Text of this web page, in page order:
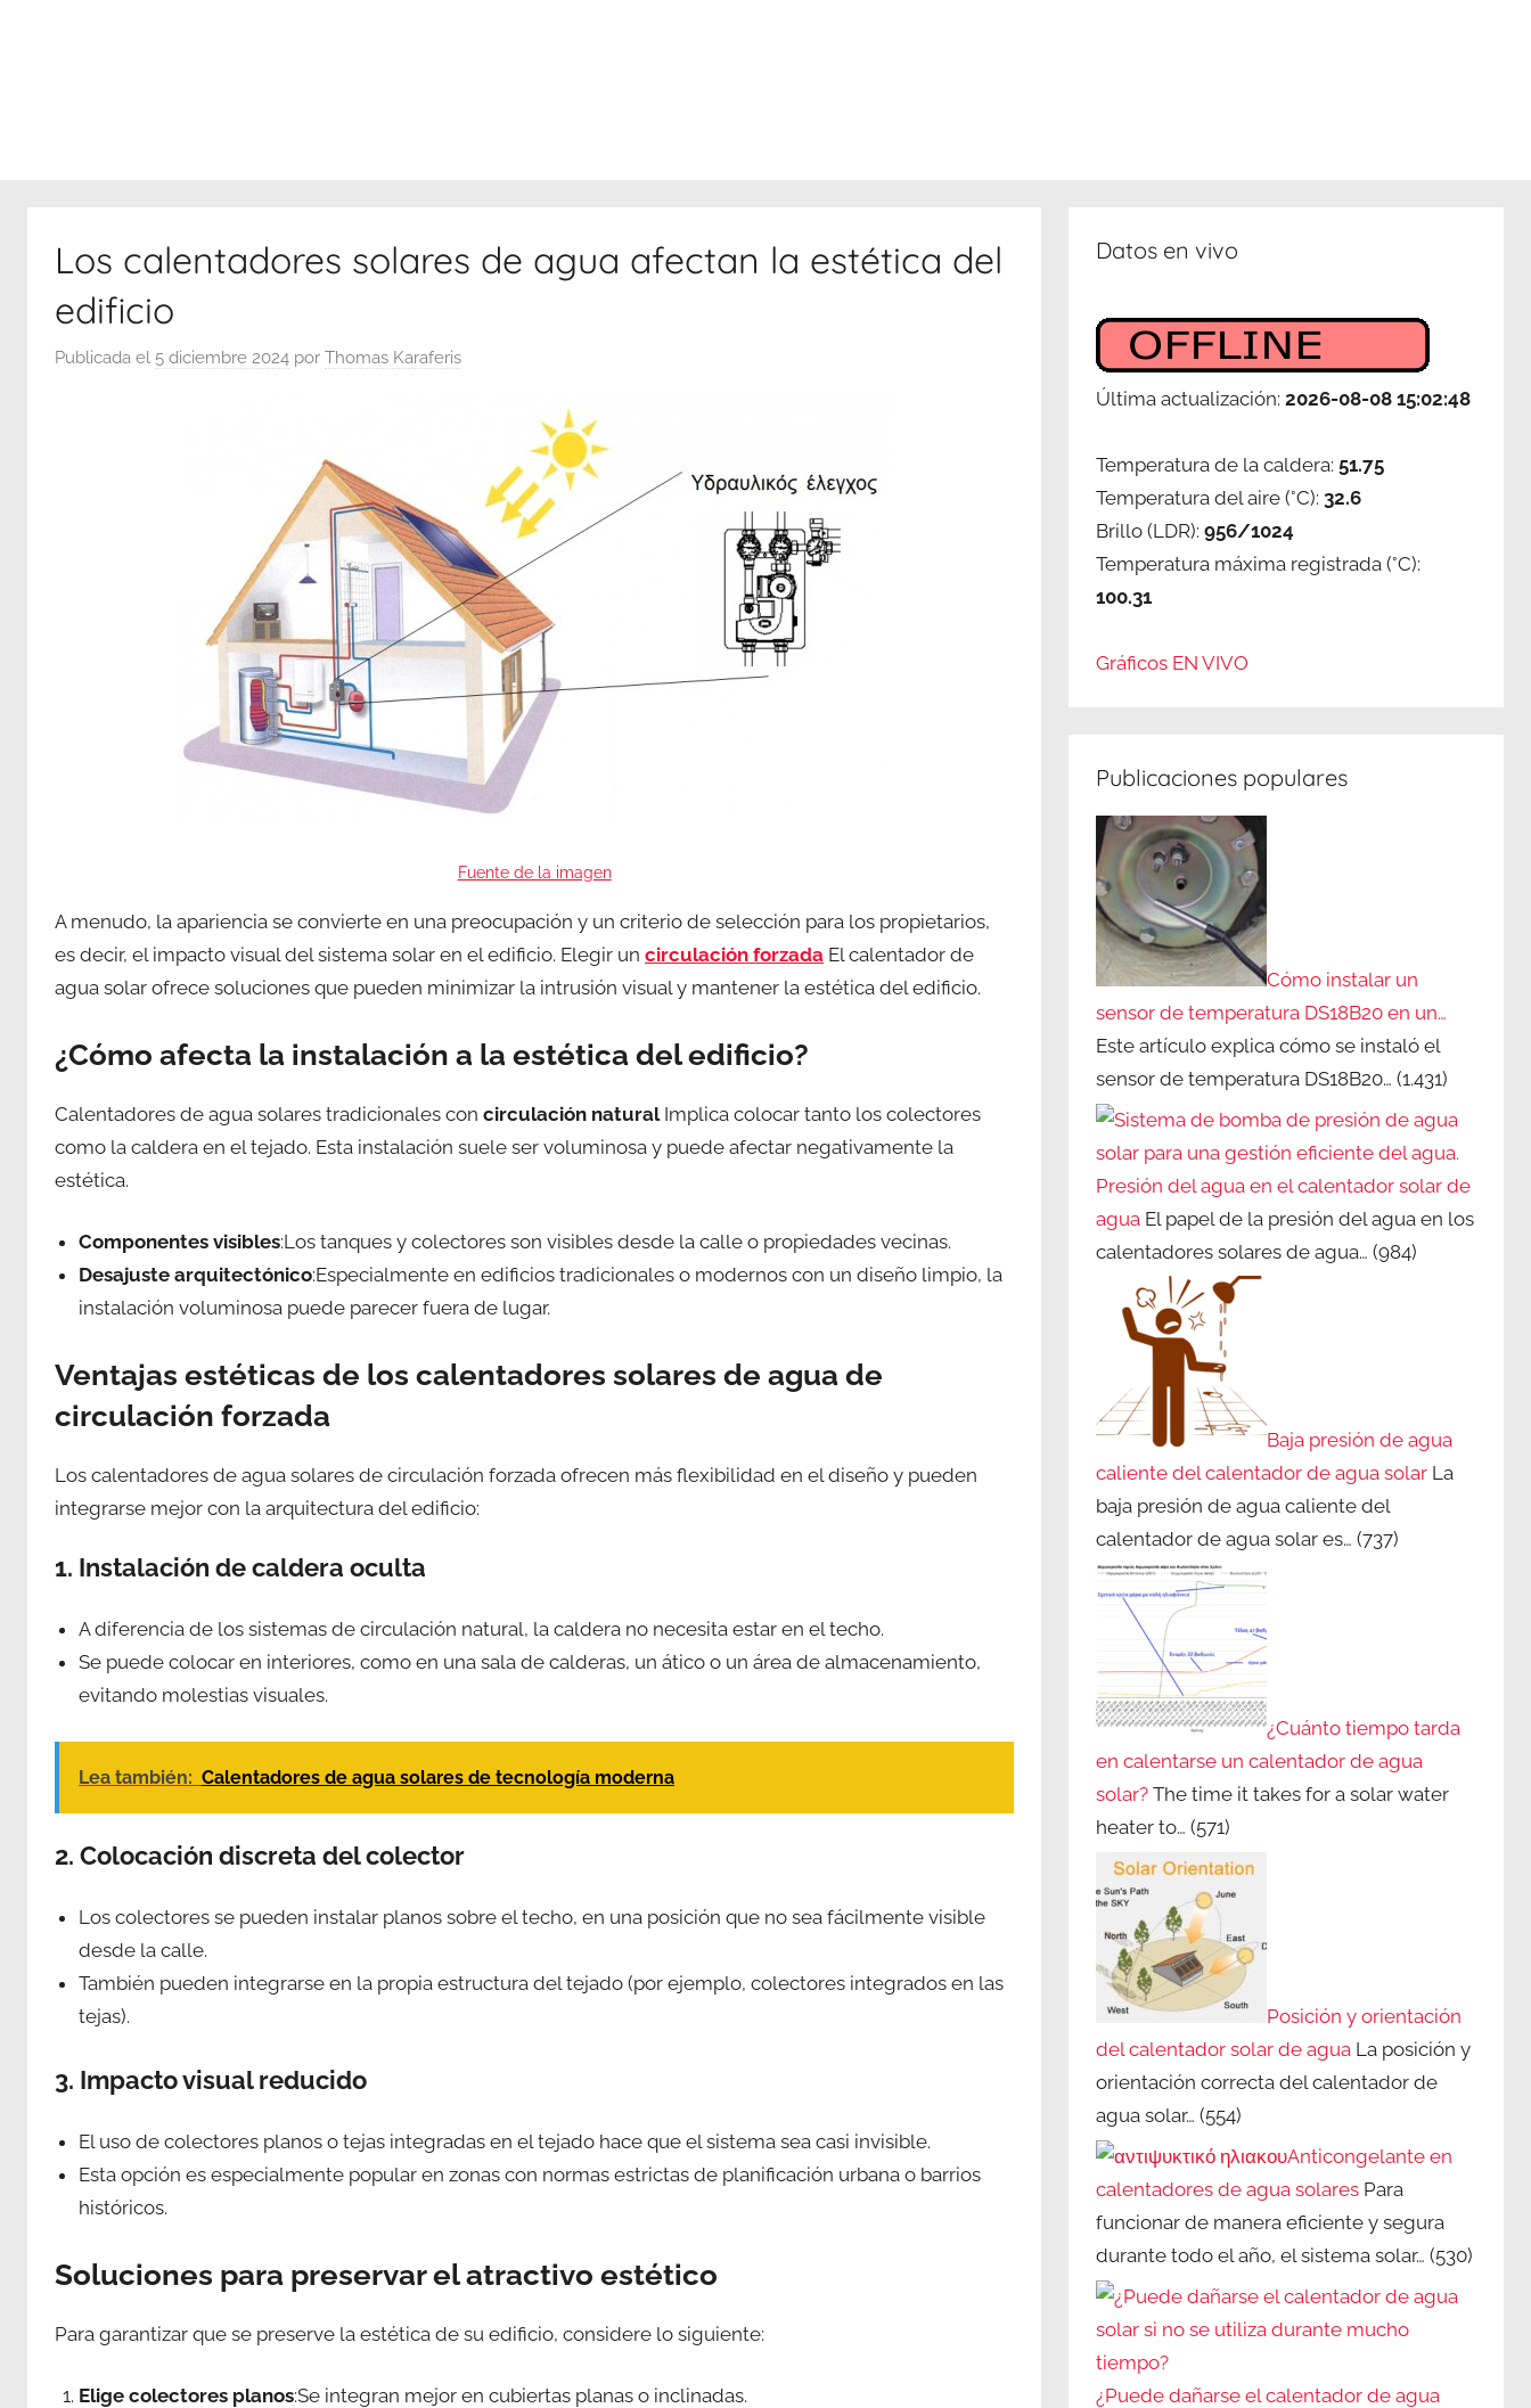
Los calentadores solares de agua afectan la estética del
edificio
Publicada el 5 diciembre 2024 por Thomas Karaferis
Fuente de la imagen
A menudo, la apariencia se convierte en una preocupación y un criterio de selección para los propietarios,
es decir, el impacto visual del sistema solar en el edificio. Elegir un circulación forzada El calentador de
agua solar ofrece soluciones que pueden minimizar la intrusión visual y mantener la estética del edificio.
¿Cómo afecta la instalación a la estética del edificio?
Calentadores de agua solares tradicionales con circulación naturalImplica colocar tanto los colectores
como la caldera en el tejado. Esta instalación suele ser voluminosa y puede afectar negativamente la
estética.
Componentes visibles:Los tanques y colectores son visibles desde la calle o propiedades vecinas.
Desajuste arquitectónico:Especialmente en edificios tradicionales o modernos con un diseño limpio, la
instalación voluminosa puede parecer fuera de lugar.
Ventajas estéticas de los calentadores solares de agua de
circulación forzada
Los calentadores de agua solares de circulación forzada ofrecen más flexibilidad en el diseño y pueden
integrarse mejor con la arquitectura del edificio:
1. Instalación de caldera oculta
A diferencia de los sistemas de circulación natural, la caldera no necesita estar en el techo.
Se puede colocar en interiores, como en una sala de calderas, un ático o un área de almacenamiento,
evitando molestias visuales.
Lea también: Calentadores de agua solares de tecnología moderna
2. Colocación discreta del colector
Los colectores se pueden instalar planos sobre el techo, en una posición que no sea fácilmente visible
desde la calle.
También pueden integrarse en la propia estructura del tejado (por ejemplo, colectores integrados en las
tejas).
3. Impacto visual reducido
El uso de colectores planos o tejas integradas en el tejado hace que el sistema sea casi invisible.
Esta opción es especialmente popular en zonas con normas estrictas de planificación urbana o barrios
históricos.
Soluciones para preservar el atractivo estético
Para garantizar que se preserve la estética de su edificio, considere lo siguiente:
Elige colectores planos:Se integran mejor en cubiertas planas o inclinadas.
Datos en vivo
Última actualización:2026-08-08 15:02:48
Temperatura de la caldera:51.75
Temperatura del aire (°C):32.6
Brillo (LDR):956/1024
Temperatura máxima registrada (°C):
100.31
Gráficos EN VIVO
Publicaciones populares
Cómo instalar un
sensor de temperatura DS18B20 en un…
Este artículo explica cómo se instaló el
sensor de temperatura DS18B20… (1.431)
Presión del agua en el calentador solar de
agua El papel de la presión del agua en los
calentadores solares de agua… (984)
Baja presión de agua
caliente del calentador de agua solar La
baja presión de agua caliente del
calentador de agua solar es… (737)
¿Cuánto tiempo tarda
en calentarse un calentador de agua
solar? The time it takes for a solar water
heater to… (571)
Posición y orientación
del calentador solar de agua La posición y
orientación correcta del calentador de
agua solar… (554)
Anticongelante en
calentadores de agua solares Para
funcionar de manera eficiente y segura
durante todo el año, el sistema solar… (530)
¿Puede dañarse el calentador de agua